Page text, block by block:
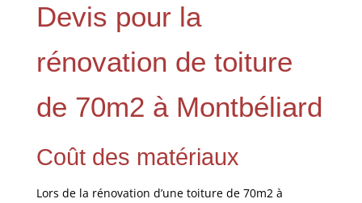
Devis pour la
rénovation de toiture
de 70m2 à Montbéliard
Coût des matériaux
Lors de la rénovation d’une toiture de 70m2 à